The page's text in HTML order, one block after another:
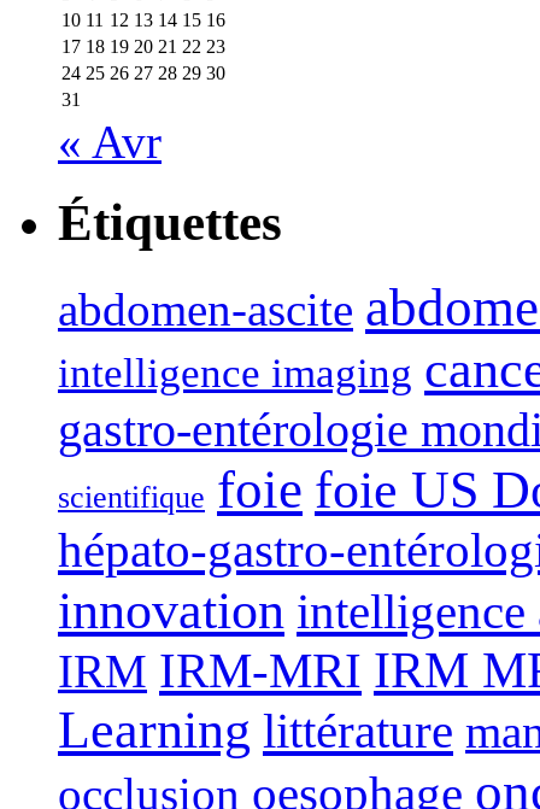
10 11 12 13 14 15 16
17 18 19 20 21 22 23
24 25 26 27 28 29 30
31
« Avr
Étiquettes
abdomen-ascite
intelligence imaging
gastro-entérologie
scientifique foie foie US
hépato-gastro-
innovation
IRM IRM-MRI IRM
Learning littérature
occlusion oesophage